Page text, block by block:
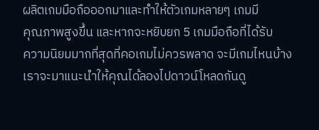
ผลิตเกมมือถือออกมาและทำให้ตัวเกมหลายๆ เกมมี
คุณภาพสูงขึ้น และหากจะหยิบยก 5 เกมมือถือที่ได้รับ
ความนิยมมากที่สุดที่คอเกมไม่ควรพลาด จะมีเกมไหนบ้าง
เราจะมาแนะนำให้คุณได้ลองไปดาวน์โหลดกันดู